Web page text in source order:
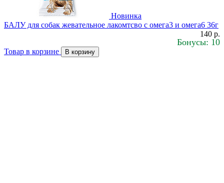
Новинка
БАЛУ для собак жевательное лакомтсво с омега3 и омега6 36г
140 р.
Бонусы: 10
Товар в корзине В корзину